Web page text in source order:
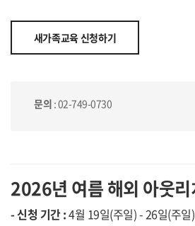
새가족교육 신청하기
문의 : 02-749-0730
2026년 여름 해외 아웃리
- 신청 기간 :4월 19일(주일) - 26일(주일)